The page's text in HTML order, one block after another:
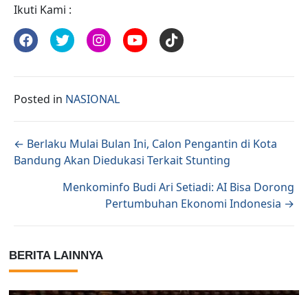
Ikuti Kami :
Posted in NASIONAL
Posts navigation
← Berlaku Mulai Bulan Ini, Calon Pengantin di Kota
Bandung Akan Diedukasi Terkait Stunting
Menkominfo Budi Ari Setiadi: AI Bisa Dorong
Pertumbuhan Ekonomi Indonesia →
BERITA LAINNYA